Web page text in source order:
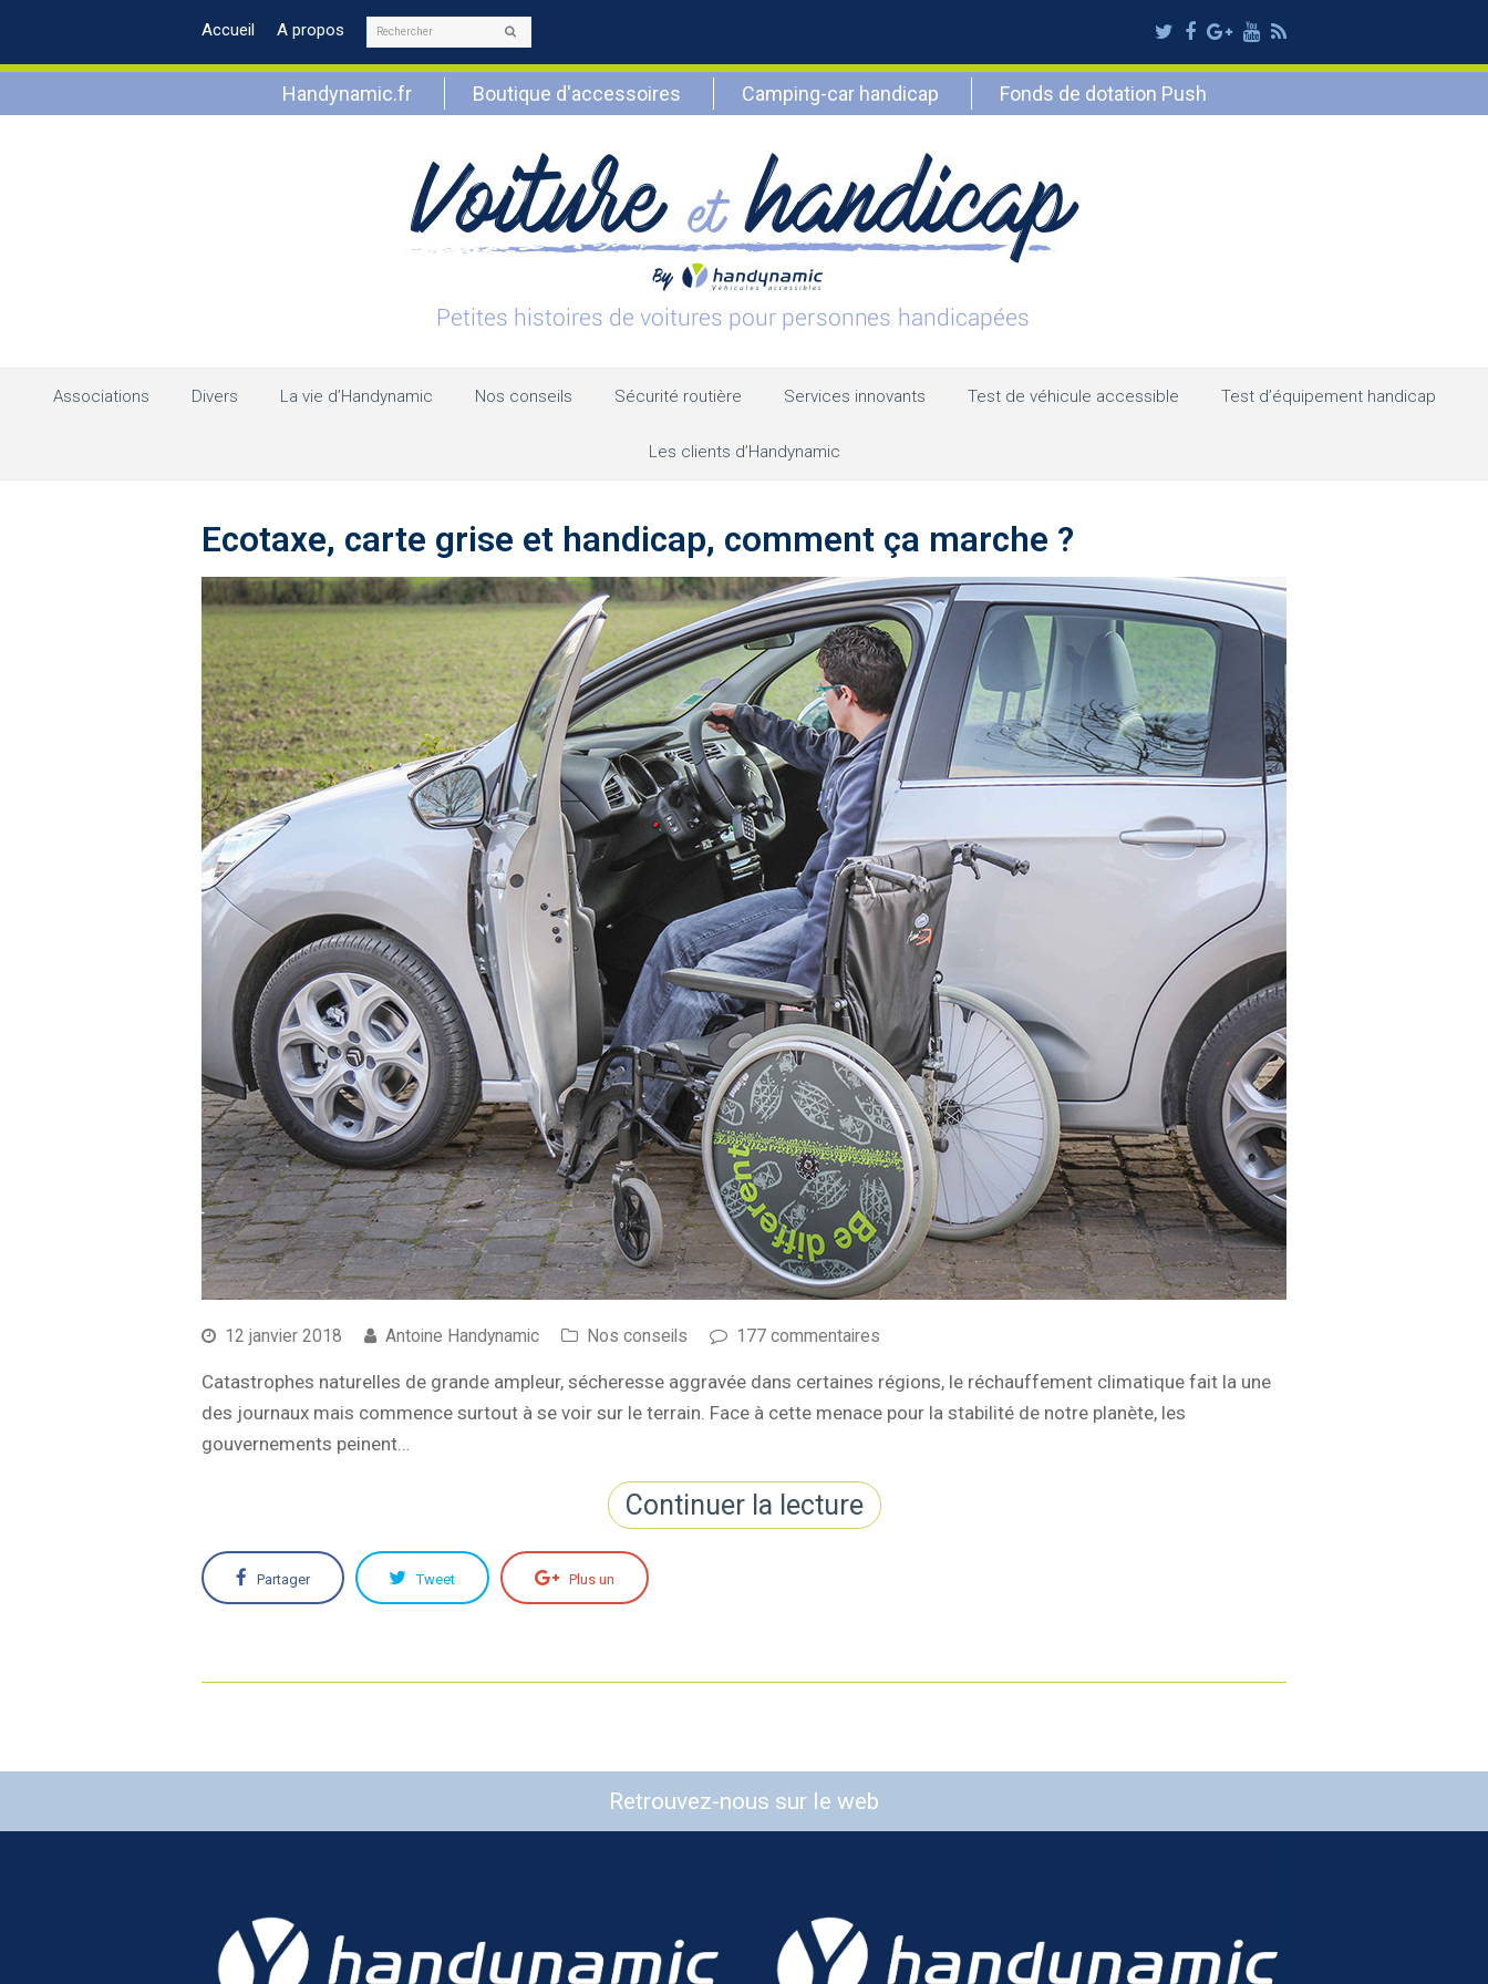
Accueil A propos Rechercher Twitter
Facebook
Google
Plus
Youtube
RSS
Handynamic.fr Boutique d'accessoires Camping-car handicap Fonds de dotation Push
Associations Divers La vie d’Handynamic Nos conseils Sécurité routière Services innovants Test de véhicule accessible Test d’équipement handicap
Les clients d’Handynamic
Ecotaxe, carte grise et handicap, comment ça marche ?
12 janvier 2018 Antoine Handynamic Nos conseils 177 commentaires
Catastrophes naturelles de grande ampleur, sécheresse aggravée dans certaines régions, le réchauffement climatique fait la une
des journaux mais commence surtout à se voir sur le terrain. Face à cette menace pour la stabilité de notre planète, les
gouvernements peinent…
Continuer la lecture
Partager Tweet Plus un
Retrouvez-nous sur le web